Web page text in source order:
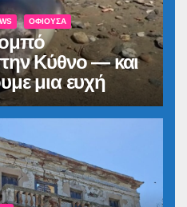
ΟΦΙΟΎΣΑ
Κύθνο — και
μια ευχή